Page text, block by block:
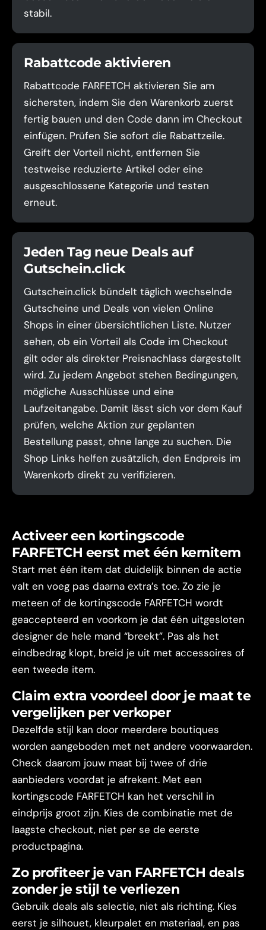
stabil.
Rabattcode aktivieren
Rabattcode FARFETCH aktivieren Sie am
sichersten, indem Sie den Warenkorb zuerst
fertig bauen und den Code dann im Checkout
einfügen. Prüfen Sie sofort die Rabattzeile.
Greift der Vorteil nicht, entfernen Sie
testweise reduzierte Artikel oder eine
ausgeschlossene Kategorie und testen
erneut.
Jeden Tag neue Deals auf
Gutschein.click
Gutschein.click bündelt täglich wechselnde
Gutscheine und Deals von vielen Online
Shops in einer übersichtlichen Liste. Nutzer
sehen, ob ein Vorteil als Code im Checkout
gilt oder als direkter Preisnachlass dargestellt
wird. Zu jedem Angebot stehen Bedingungen,
mögliche Ausschlüsse und eine
Laufzeitangabe. Damit lässt sich vor dem Kauf
prüfen, welche Aktion zur geplanten
Bestellung passt, ohne lange zu suchen. Die
Shop Links helfen zusätzlich, den Endpreis im
Warenkorb direkt zu verifizieren.
Activeer een kortingscode
FARFETCH eerst met één kernitem
Start met één item dat duidelijk binnen de actie
valt en voeg pas daarna extra’s toe. Zo zie je
meteen of de kortingscode FARFETCH wordt
geaccepteerd en voorkom je dat één uitgesloten
designer de hele mand “breekt”. Pas als het
eindbedrag klopt, breid je uit met accessoires of
een tweede item.
Claim extra voordeel door je maat te
vergelijken per verkoper
Dezelfde stijl kan door meerdere boutiques
worden aangeboden met net andere voorwaarden.
Check daarom jouw maat bij twee of drie
aanbieders voordat je afrekent. Met een
kortingscode FARFETCH kan het verschil in
eindprijs groot zijn. Kies de combinatie met de
laagste checkout, niet per se de eerste
productpagina.
Zo profiteer je van FARFETCH deals
zonder je stijl te verliezen
Gebruik deals als selectie, niet als richting. Kies
eerst je silhouet, kleurpalet en materiaal, en pas